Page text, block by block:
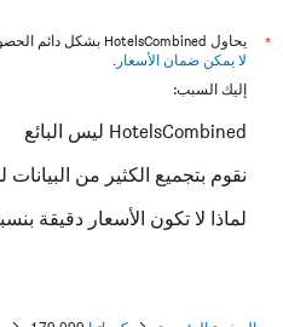
*
يحاول HotelsCombined بشكل دائم الحصول على الأسعار الدقيقة، ولكن
لا يمكن ضمان الأسعار .
إليك السبب:
HotelsCombined ليس البائع
نقوم بتجميع الكثير من البيانات
لماذا لا تكون الأسعار دقيقة بنسبة